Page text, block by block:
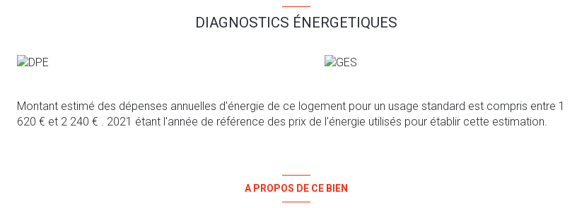
Pour une visite contacter Adeline ROGER au 06.68.70.12.11 ou a.roger@swixim.com Honoraires charge vendeur
Les informations sur les risques auxquels ce bien est exposé sont disponibles sur le site Géorisques
DIAGNOSTICS ÉNERGETIQUES
Montant estimé des dépenses annuelles d'énergie de ce logement pour un usage standard est compris entre 1
620 € et 2 240 € . 2021 étant l'année de référence des prix de l'énergie utilisés pour établir cette estimation.
A PROPOS DE CE BIEN